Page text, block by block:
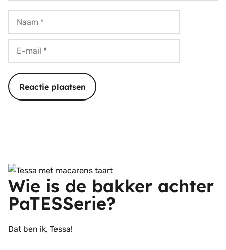
mail
Wie is de bakker achter
PaTESSerie?
Dat ben ik, Tessa!